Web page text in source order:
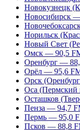
Новокузнецк
Новосибирск
Норильск
Новый Свет
Омск — 90,5
Оренбург —
Орёл — 95,6
Орск
Оса
Осташков
Пенза — 94,7
Пермь — 95,0
Псков — 88,8